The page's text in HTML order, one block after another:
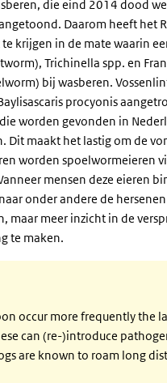
die eind 2014 dood
Daarom heeft het
krijgen in de mate waarin
Trichinella spp. en
bij wasberen.
procyonis
worden gevonden in
maakt het lastig om de
worden spoelwormeieren
mensen deze eieren
onder andere de
maar meer inzicht in de
te maken.
occur more frequently the
can (re-)introduce
are known to roam long